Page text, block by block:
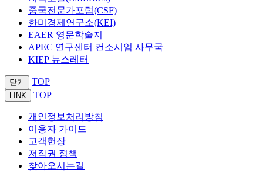
중국전문가포럼(CSF)
한미경제연구소(KEI)
EAER 영문학술지
APEC 연구센터 컨소시엄 사무국
KIEP 뉴스레터
닫기 TOP
LINK TOP
개인정보처리방침
이용자 가이드
고객헌장
저작권 정책
찾아오시는길